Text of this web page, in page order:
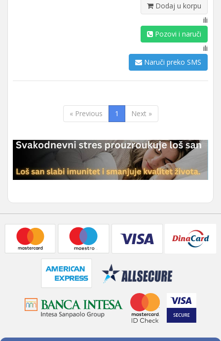
Dodaj u korpu
ili
Pozovi i naruči
ili
Naruči preko SMS
« Previous 1 Next »